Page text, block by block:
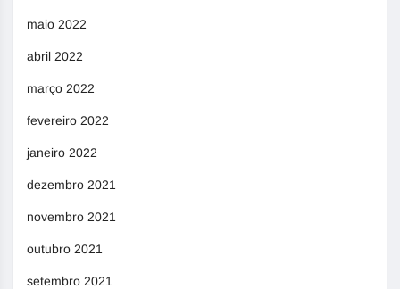
maio 2022
abril 2022
março 2022
fevereiro 2022
janeiro 2022
dezembro 2021
novembro 2021
outubro 2021
setembro 2021